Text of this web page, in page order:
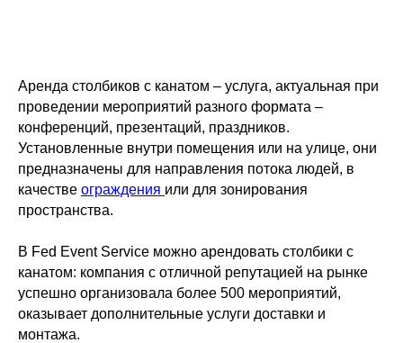
Аренда столбиков с канатом – услуга, актуальная при
проведении мероприятий разного формата –
конференций, презентаций, праздников.
Установленные внутри помещения или на улице, они
предназначены для направления потока людей, в
качестве ограждения или для зонирования
пространства.
В Fed Event Service можно арендовать столбики с
канатом: компания с отличной репутацией на рынке
успешно организовала более 500 мероприятий,
оказывает дополнительные услуги доставки и
монтажа.